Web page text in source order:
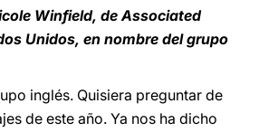
Winfield, de Associated
Unidos, en nombre del grupo
inglés. Quisiera preguntar de
de este año. Ya nos ha dicho